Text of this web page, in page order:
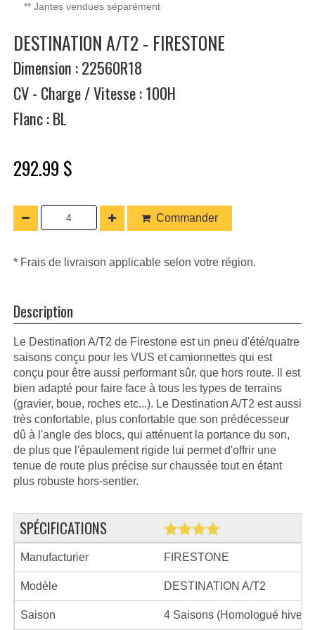
** Jantes vendues séparément
DESTINATION A/T2 - FIRESTONE
Dimension : 22560R18
CV - Charge / Vitesse : 100H
Flanc : BL
292.99 $
Commander
* Frais de livraison applicable selon votre région.
Description
Le Destination A/T2 de Firestone est un pneu d'été/quatre
saisons conçu pour les VUS et camionnettes qui est
conçu pour être aussi performant sûr, que hors route. Il est
bien adapté pour faire face à tous les types de terrains
(gravier, boue, roches etc...). Le Destination A/T2 est aussi
très confortable, plus confortable que son prédécesseur
dû à l'angle des blocs, qui atténuent la portance du son,
de plus que l'épaulement rigide lui permet d'offrir une
tenue de route plus précise sur chaussée tout en étant
plus robuste hors-sentier.
SPÉCIFICATIONS
Manufacturier FIRESTONE
Modèle DESTINATION A/T2
Saison 4 Saisons (Homologué hiver)